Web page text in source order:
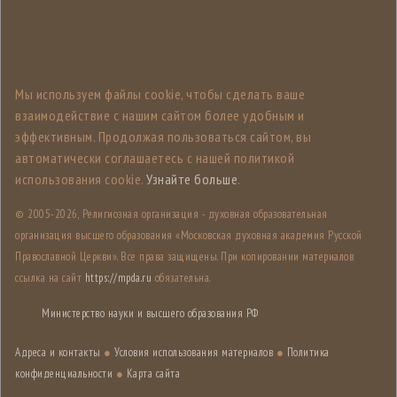
Мы используем файлы cookie, чтобы сделать ваше
взаимодействие с нашим сайтом более удобным и
эффективным. Продолжая пользоваться сайтом, вы
автоматически соглашаетесь с нашей политикой
использования cookie. Узнайте больше.
© 2005-2026, Религиозная организация - духовная образовательная
организация высшего образования «Московская духовная академия Русской
Православной Церкви». Все права защищены. При копировании материалов
ссылка на сайт https://mpda.ru обязательна.
Министерство науки и высшего образования РФ
Адреса и контакты ● Условия использования материалов ● Политика
конфиденциальности ● Карта сайта